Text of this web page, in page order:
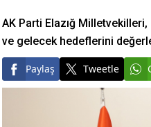
AK Parti Elazığ
ve gelecek hedeflerini
Paylaş Tweetle